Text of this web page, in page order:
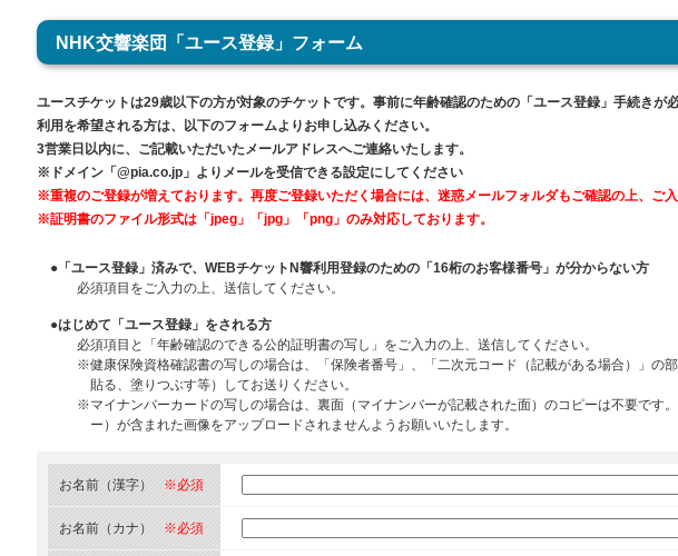
NHK交響楽団「ユース登録」フォーム
ユースチケットは29歳以下の方が対象のチケットです。事前に年齢確認のための「ユース登録」手続きが必
利用を希望される方は、以下のフォームよりお申し込みください。
3営業日以内に、ご記載いただいたメールアドレスへご連絡いたします。
※ドメイン「@pia.co.jp」よりメールを受信できる設定にしてください
※重複のご登録が増えております。再度ご登録いただく場合には、迷惑メールフォルダもご確認の上、ご入
※証明書のファイル形式は「jpeg」「jpg」「png」のみ対応しております。
●「ユース登録」済みで、WEBチケットN響利用登録のための「16桁のお客様番号」が分からない方
必須項目をご入力の上、送信してください。
●はじめて「ユース登録」をされる方
必須項目と「年齢確認のできる公的証明書の写し」をご入力の上、送信してください。
※健康保険資格確認書の写しの場合は、「保険者番号」、「二次元コード（記載がある場合）」の
貼る、塗りつぶす等）してお送りください。
※マイナンバーカードの写しの場合は、裏面（マイナンバーが記載された面）のコピーは不要です
ー）が含まれた画像をアップロードされませんようお願いいたします。
お名前（漢字） ※必須
お名前（カナ） ※必須